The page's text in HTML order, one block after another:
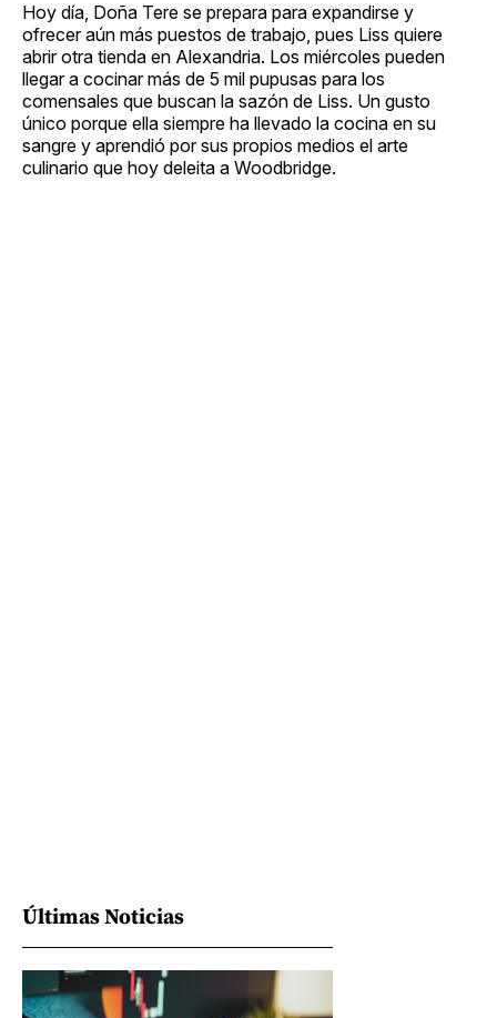
Hoy día, Doña Tere se prepara para expandirse y
ofrecer aún más puestos de trabajo, pues Liss quiere
abrir otra tienda en Alexandria. Los miércoles pueden
llegar a cocinar más de 5 mil pupusas para los
comensales que buscan la sazón de Liss. Un gusto
único porque ella siempre ha llevado la cocina en su
sangre y aprendió por sus propios medios el arte
culinario que hoy deleita a Woodbridge.
Últimas Noticias